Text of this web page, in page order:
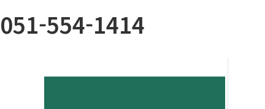
051-554-1414